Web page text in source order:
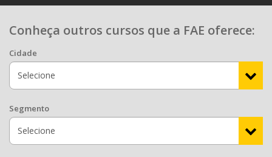
Conheça outros cursos que a FAE oferece:
Cidade
Segmento